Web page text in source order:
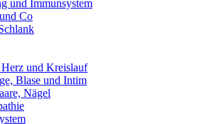
1375). Auszugsmittel: Ethanol 60%
sind: Mikrokristalline Cellulose,
Natrium, gefälltes Siliciumdioxid,
Hypromellose, Stearinsäure, Eisenoxidrot
E 171, Antischaumemulsion.
und Immunsystem
Co
und Kreislauf
Blase und Intim
Nägel